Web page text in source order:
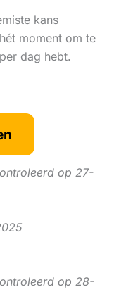
kans
moment om te
dag hebt.
op 27-
op 28-